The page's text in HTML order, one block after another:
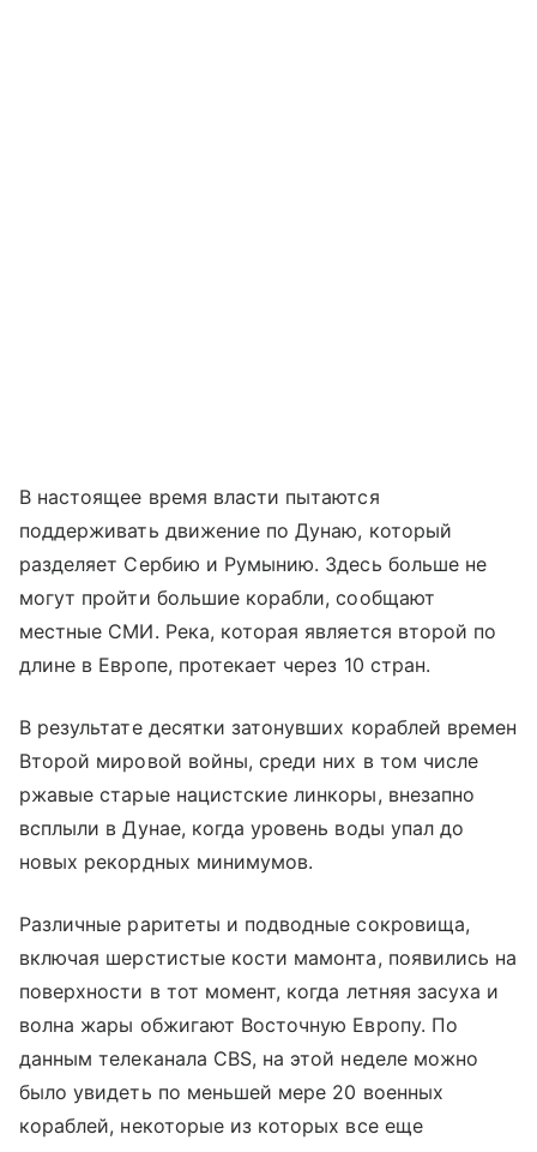
В настоящее время власти пытаются
поддерживать движение по Дунаю, который
разделяет Сербию и Румынию. Здесь больше не
могут пройти большие корабли, сообщают
местные СМИ. Река, которая является второй по
длине в Европе, протекает через 10 стран.
В результате десятки затонувших кораблей времен
Второй мировой войны, среди них в том числе
ржавые старые нацистские линкоры, внезапно
всплыли в Дунае, когда уровень воды упал до
новых рекордных минимумов.
Различные раритеты и подводные сокровища,
включая шерстистые кости мамонта, появились на
поверхности в тот момент, когда летняя засуха и
волна жары обжигают Восточную Европу. По
данным телеканала CBS, на этой неделе можно
было увидеть по меньшей мере 20 военных
кораблей, некоторые из которых все еще